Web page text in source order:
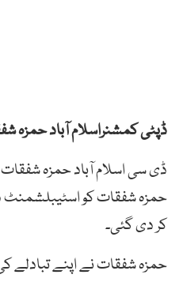
ڈپٹی کمشنراسلام آباد حمزہ
ڈی سی اسلام آباد حمزہ
حمزہ شفقات کو اسٹیبلشمنٹ
کر دی گئی۔
حمزہ شفقات نے اپنے تبادلے